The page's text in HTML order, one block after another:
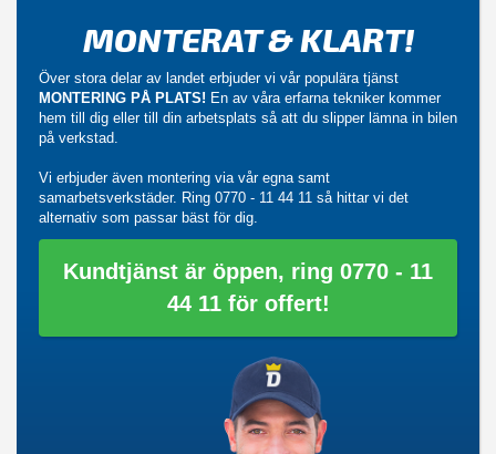
MONTERAT & KLART!
Över stora delar av landet erbjuder vi vår populära tjänst
MONTERING PÅ PLATS! En av våra erfarna tekniker kommer
hem till dig eller till din arbetsplats så att du slipper lämna in bilen
på verkstad.
Vi erbjuder även montering via vår egna samt
samarbetsverkstäder. Ring 0770 - 11 44 11 så hittar vi det
alternativ som passar bäst för dig.
Kundtjänst är öppen, ring 0770 - 11
44 11 för offert!